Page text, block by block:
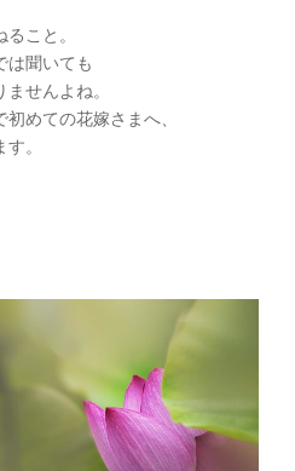
こと。
は聞いても
せんよね。
めての花嫁さまへ、
。